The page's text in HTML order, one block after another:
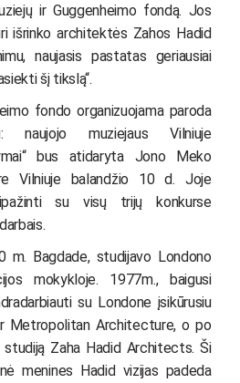
ir Guggenheimo fondą. Jos
išrinko architektės Zahos Hadid
naujasis pastatas geriausiai
šį tikslą“.
fondo organizuojama paroda
naujojo muziejaus Vilniuje
bus atidaryta Jono Meko
Vilniuje balandžio 10 d. Joje
su visų trijų konkurse
m. Bagdade, studijavo Londono
mokykloje. 1977m., baigusi
su Londone įsikūrusiu
Metropolitan Architecture, o po
Zaha Hadid Architects. Ši
menines Hadid vizijas padeda